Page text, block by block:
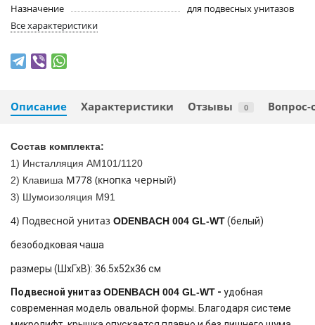
Назначение
для подвесных унитазов
Все характеристики
Описание Характеристики Отзывы 0 Вопрос-
Состав комплекта:
1) Инсталляция AM101/1120
2) Клавиша M778 (кнопка черный)
3) Шумоизоляция M91
4) Подвесной унитаз ODENBACH 004 GL-WT(белый)
безободковая чаша
размеры (ШхГхВ): 36.5х52х36 см
Подвесной унитаз ODENBACH 004 GL-WT - удобная
современная модель овальной формы. Благодаря системе